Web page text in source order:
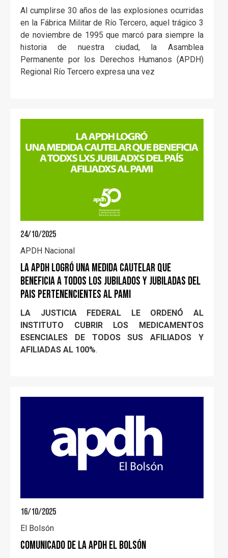
Al cumplirse 30 años de las explosiones ocurridas
en la Fábrica Militar de Río Tercero, aquel trágico 3
de noviembre de 1995 que marcó para siempre la
historia de nuestra ciudad, la Asamblea
Permanente por los Derechos Humanos (APDH)
Regional Río Tercero expresa una vez
24/10/2025
APDH Nacional
LA APDH LOGRÓ UNA MEDIDA CAUTELAR QUE
BENEFICIA A TODOS LOS JUBILADOS Y JUBILADAS DEL
PAIS PERTENENCIENTES AL PAMI
LA JUSTICIA FEDERAL LE ORDENÓ AL
INSTITUTO CUBRIR LOS MEDICAMENTOS
ESENCIALES DE TODOS SUS AFILIADOS Y
AFILIADAS AL 100%.
16/10/2025
El Bolsón
COMUNICADO DE LA APDH EL BOLSÓN